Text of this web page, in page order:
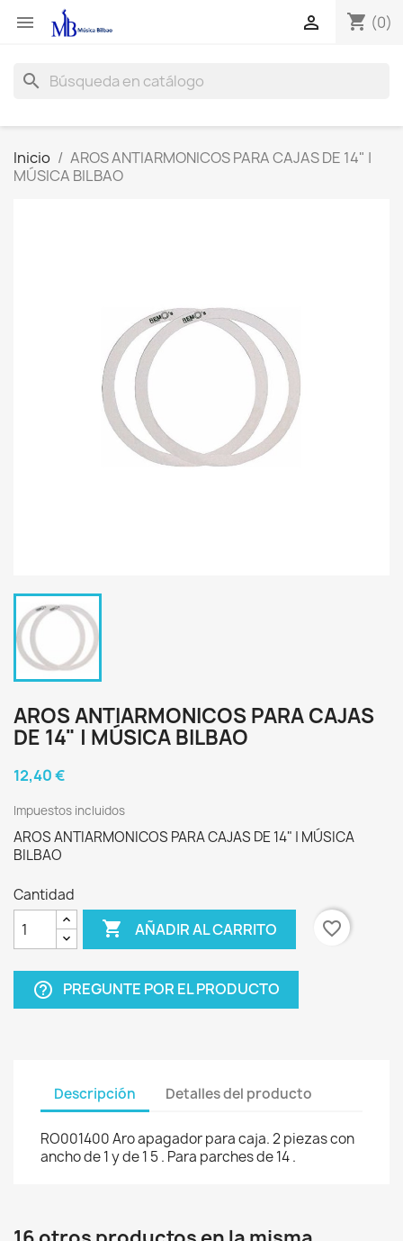
 shopping_cart (0)

search
Inicio
AROS ANTIARMONICOS PARA CAJAS DE 14" |
MÚSICA BILBAO
AROS ANTIARMONICOS PARA CAJAS
DE 14" | MÚSICA BILBAO
12,40 €
Impuestos incluidos
AROS ANTIARMONICOS PARA CAJAS DE 14" | MÚSICA
BILBAO
Cantidad
 AÑADIR AL CARRITO favorite_border
help_outline PREGUNTE POR EL PRODUCTO
Descripción Detalles del producto
RO001400 Aro apagador para caja. 2 piezas con
ancho de 1 y de 1 5 . Para parches de 14 .